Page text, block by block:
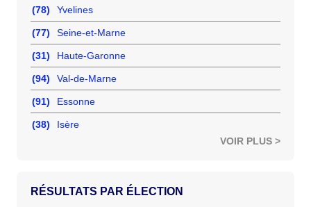
(78) Yvelines
(77) Seine-et-Marne
(31) Haute-Garonne
(94) Val-de-Marne
(91) Essonne
(38)
Isère
VOIR PLUS >
RÉSULTATS PAR ÉLECTION